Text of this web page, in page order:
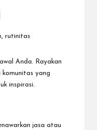
rutinitas
Anda. Rayakan
komunitas yang
inspirasi.
jasa atau